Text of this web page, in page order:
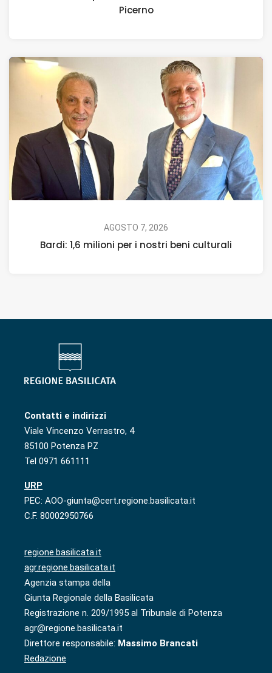
Picerno
AGOSTO 7, 2026
Bardi: 1,6 milioni per i nostri beni culturali
Contatti e indirizzi
Viale Vincenzo Verrastro, 4
85100 Potenza PZ
Tel 0971 661111
URP
PEC: AOO-giunta@cert.regione.basilicata.it
C.F. 80002950766
regione.basilicata.it
agr.regione.basilicata.it
Agenzia stampa della
Giunta Regionale della Basilicata
Registrazione n. 209/1995 al Tribunale di Potenza
agr@regione.basilicata.it
Direttore responsabile: Massimo Brancati
Redazione